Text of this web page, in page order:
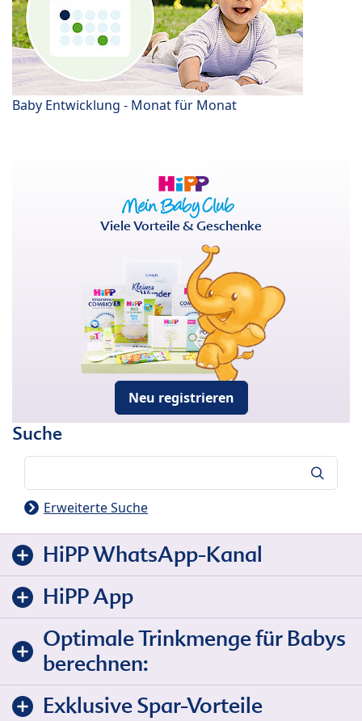
Baby Entwicklung - Monat für Monat
Viele Vorteile & Geschenke
Neu registrieren
Suche
Erweiterte Suche
HiPP WhatsApp-Kanal
HiPP App
Optimale Trinkmenge für Babys
berechnen:
Exklusive Spar-Vorteile